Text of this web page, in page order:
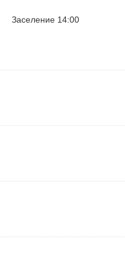
Заселение 14:00